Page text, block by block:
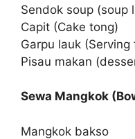
Sendok soup (soup
Capit (Cake tong)
Garpu lauk (Serving
Pisau makan
Sewa Mangkok
Mangkok bakso